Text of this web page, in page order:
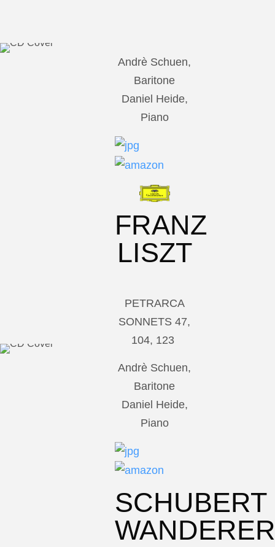
Andrè Schuen,
Baritone
Daniel Heide,
Piano
FRANZ
LISZT
PETRARCA
SONNETS 47,
104, 123
Andrè Schuen,
Baritone
Daniel Heide,
Piano
SCHUBERT
WANDERER